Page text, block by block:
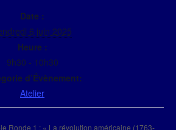
Date :
6 juin 2025
Heure :
9h30 - 10h30
d’Évènement:
Atelier
Ronde 1 : « La révolution américaine (1763-